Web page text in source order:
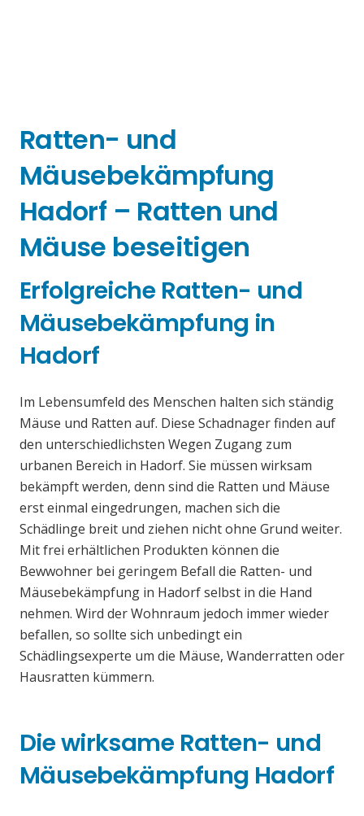
Ratten- und
Mäusebekämpfung
Hadorf – Ratten und
Mäuse beseitigen
Erfolgreiche Ratten- und
Mäusebekämpfung in
Hadorf
Im Lebensumfeld des Menschen halten sich ständig
Mäuse und Ratten auf. Diese Schadnager finden auf
den unterschiedlichsten Wegen Zugang zum
urbanen Bereich in Hadorf. Sie müssen wirksam
bekämpft werden, denn sind die Ratten und Mäuse
erst einmal eingedrungen, machen sich die
Schädlinge breit und ziehen nicht ohne Grund weiter.
Mit frei erhältlichen Produkten können die
Bewwohner bei geringem Befall die Ratten- und
Mäusebekämpfung in Hadorf selbst in die Hand
nehmen. Wird der Wohnraum jedoch immer wieder
befallen, so sollte sich unbedingt ein
Schädlingsexperte um die Mäuse, Wanderratten oder
Hausratten kümmern.
Die wirksame Ratten- und
Mäusebekämpfung Hadorf